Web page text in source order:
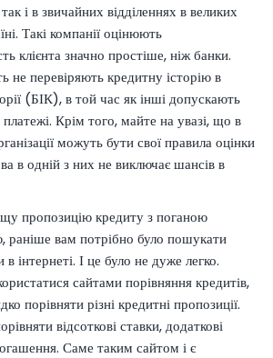
і в звичайних відділеннях в великих
Такі компанії оцінюють
клієнта значно простіше, ніж банки.
не перевіряють кредитну історію в
(БІК), в той час як інші допускають
платежі. Крім того, майте на увазі, що в
можуть бути свої правила оцінки
в одній з них не виключає шансів в
пропозицію кредиту з поганою
раніше вам потрібно було пошукати
в інтернеті. І це було не дуже легко.
сайтами порівняння кредитів,
порівняти різні кредитні пропозиції.
відсоткові ставки, додаткові
Саме таким сайтом і є